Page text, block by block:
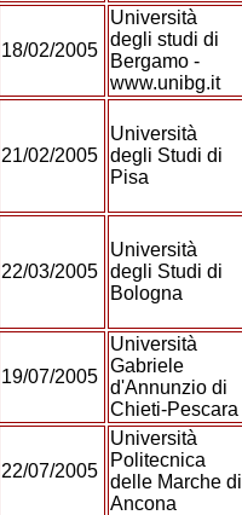
18/02/2005
Università
degli studi di
Bergamo -
www.unibg.it
21/02/2005
Università
degli Studi di
Pisa
22/03/2005
Università
degli Studi di
Bologna
19/07/2005
Università
Gabriele
d'Annunzio di
Chieti-Pescara
22/07/2005
Università
Politecnica
delle Marche di
Ancona